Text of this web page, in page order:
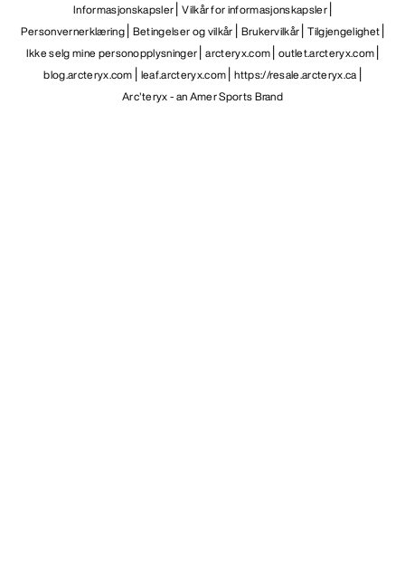
Informasjonskapsler Vilkår for informasjonskapsler
Personvernerklæring Betingelser og vilkår Brukervilkår Tilgjengelighet
Ikke selg mine personopplysninger arcteryx.com outlet.arcteryx.com
blog.arcteryx.com leaf.arcteryx.com https://resale.arcteryx.ca
Arc'teryx - an Amer Sports Brand